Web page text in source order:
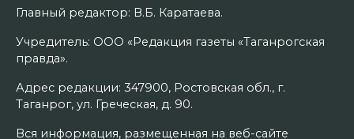
Главный редактор: В.Б. Каратаева.
Учредитель: ООО «Редакция газеты «Таганрогская
правда».
Адрес редакции: 347900, Ростовская обл., г.
Таганрог, ул. Греческая, д. 90.
Вся информация, размещенная на веб-сайте